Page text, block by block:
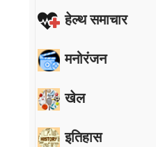
हेल्थ समाचार
मनोरंजन
खेल
इतिहास